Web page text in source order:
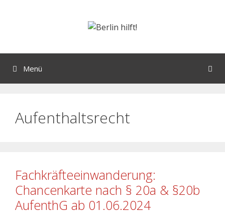
Menü
Aufenthaltsrecht
Fachkräfteeinwanderung:
Chancenkarte nach § 20a & §20b
AufenthG ab 01.06.2024